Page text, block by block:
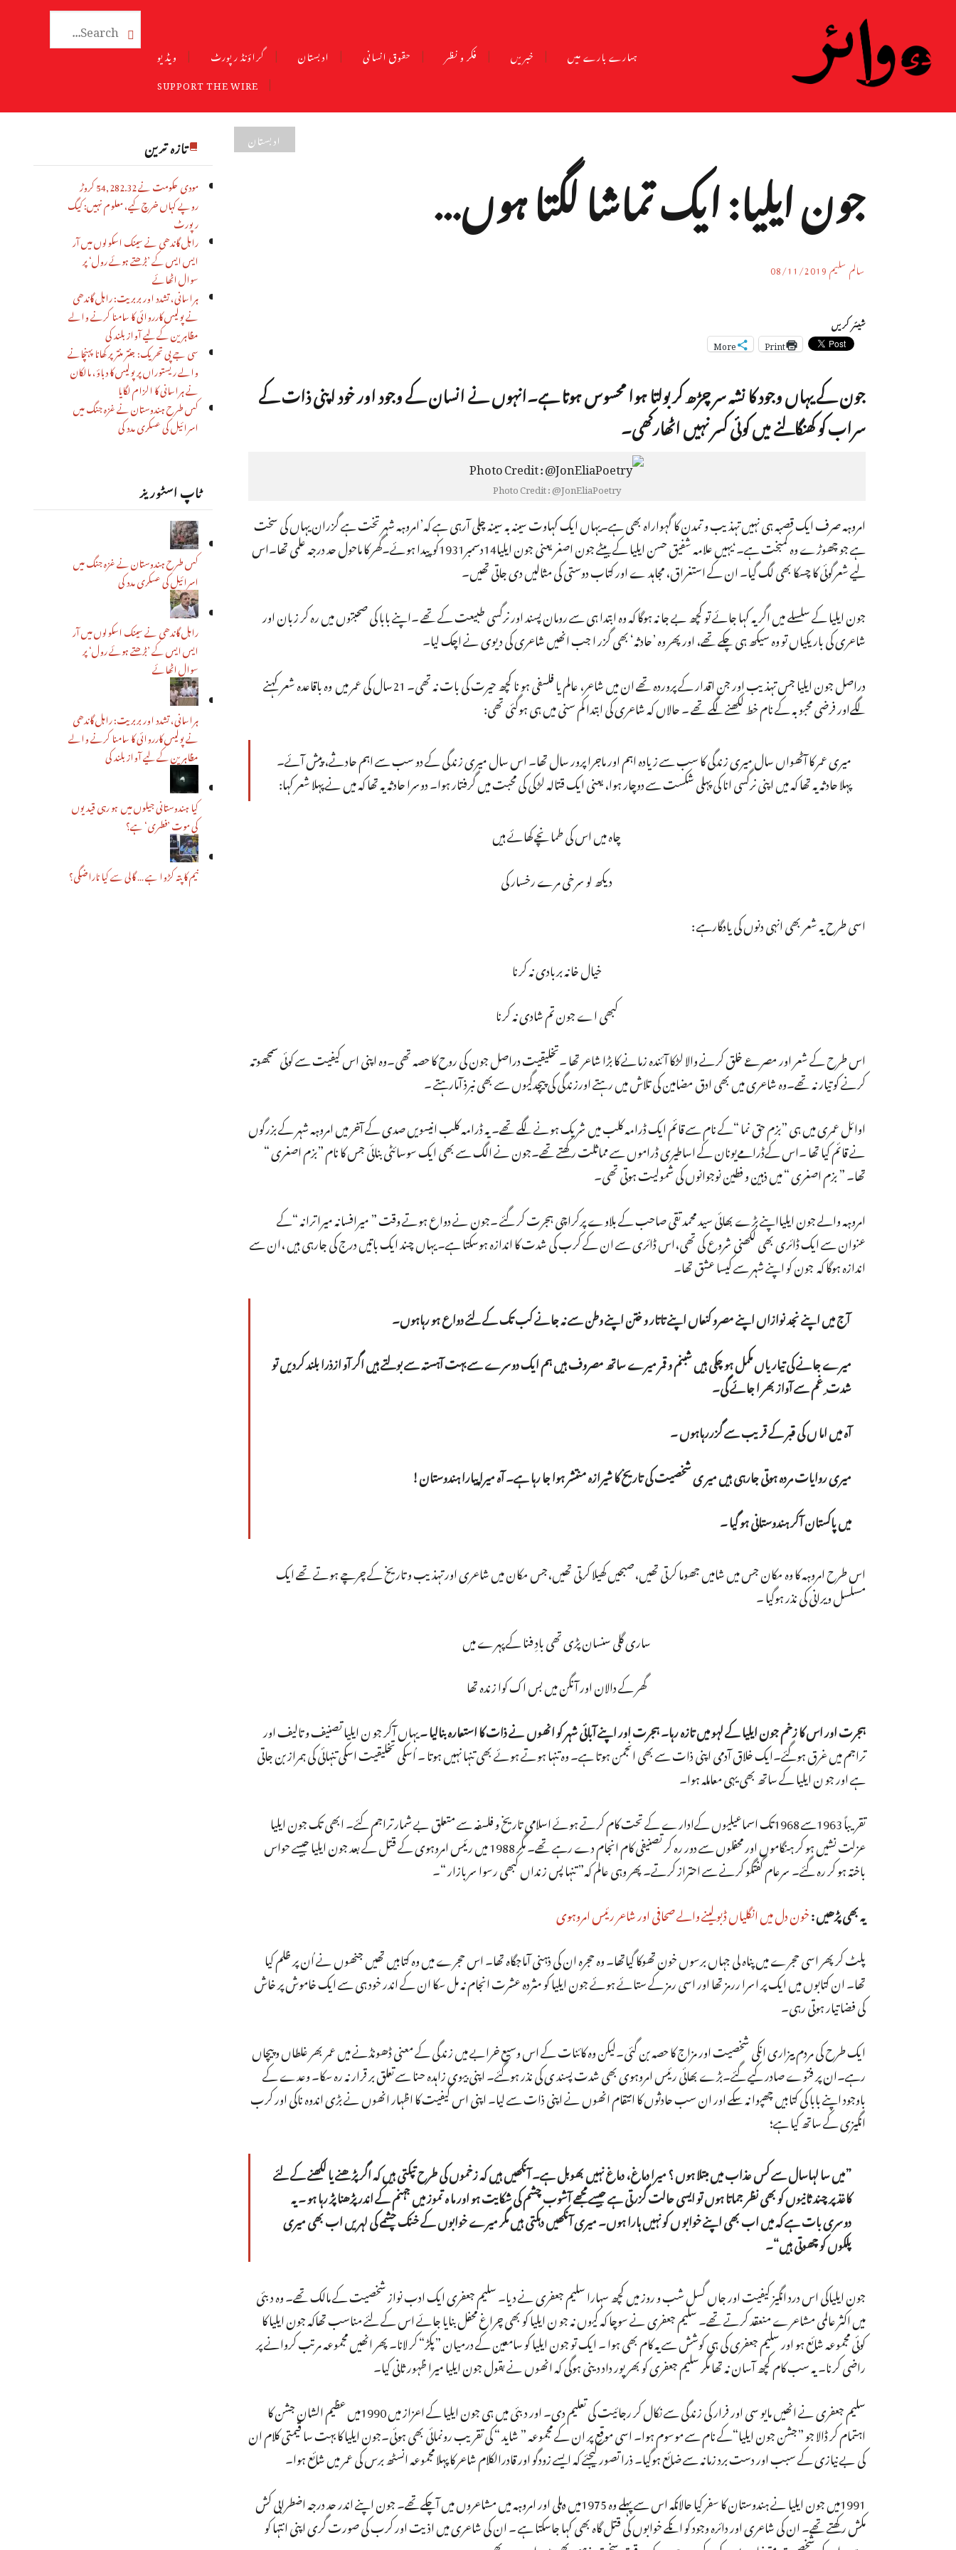
ہمارے بارے میں خبریں فکر و نظر حقوق انسانی ادبستان گراؤنڈ رپورٹ
ویڈیو
SUPPORT THE WIRE

تازہ ترین
مودی حکومت نے 54,282.32 کروڑ
روپے کہاں خرچ کیے، معلوم نہیں: کیگ
رپورٹ
راہل گاندھی نے سینک اسکولوں میں آر
ایس ایس کے ’بڑھتے ہوئے رول‘ پر
سوال اٹھائے
ہراسانی، تشدد اور بربریت: راہل گاندھی
نے پولیس کارروائی کا سامنا کرنے والے
مظاہرین کے لیے آواز بلند کی
سی جے پی تحریک: جنتر منتر پر کھانا پہنچانے
والے ریستوراں پر پولیس کا دباؤ، مالکان
نے ہراسانی کا الزام لگایا
کس طرح ہندوستان نے غزہ جنگ میں
اسرائیل کی عسکری مدد کی
ٹاپ اسٹوریز
کس طرح ہندوستان نے غزہ جنگ میں
اسرائیل کی عسکری مدد کی
راہل گاندھی نے سینک اسکولوں میں آر
ایس ایس کے ’بڑھتے ہوئے رول‘ پر
سوال اٹھائے
ہراسانی، تشدد اور بربریت: راہل گاندھی
نے پولیس کارروائی کا سامنا کرنے والے
مظاہرین کے لیے آواز بلند کی
کیا ہندوستانی جیلوں میں ہو رہی قیدیوں
کی موت ’فطری‘ ہے؟
نیم کا پتہ کڑوا ہے … گالی سے کیا ناراضگی؟
ادبستان
جون ایلیا: ایک تماشا لگتا ہوں…
سالم سلیم08/11/2019
شیئر کریں
Print
More
جون کے یہاں وجود کا نشہ سر چڑھ کر بولتا ہوا محسوس ہوتا ہے۔انہوں نے انسان کے وجود اور خود اپنی ذات کے
سراب کو کھنگالنے میں کوئی کسر نہیں اٹھارکھی۔
Photo Credit : @JonEliaPoetry
امروہہ صرف ایک قصبہ ہی نہیں تہذیب و تمدن کا گہواراہ بھی ہے۔یہاں ایک کہاوت سینہ بہ سینہ چلی آرہی ہے کہ’امروہہ شہر تخت ہے گزران یہاں کی سخت
ہے جو چھوڑے وہ کمبخت ہے۔‘یہیں علامہ شفیق حسن ایلیا کے بیٹے جون اصغر یعنی جون ایلیا14دسمبر1931کوپیدا ہوئے۔گھر کا ماحول حد درجہ علمی تھا۔اس
لیے شعرگوئی کا چسکا بھی لگ گیا۔ ان کے استغراق، مجاہد ے اور کتاب دوستی کی مثالیں دی جاتی تھیں۔
جون ایلیا کے سلسلے میں اگر یہ کہا جائے تو کچھ بے جا نہ ہوگا کہ وہ ابتدا ہی سے رومان پسند اور نرگسی طبیعت کے تھے ۔اپنے بابا کی صحبتوں میں رہ کر زبان اور
شاعری کی باریکیاں تو وہ سیکھ ہی چکے تھے، اور پھر وہ ’حادثہ‘ بھی گزر ا جب انھیں شاعری کی دیوی نے اچک لیا۔
دراصل جون ایلیا جس تہذیب اور جن اقدار کے پروردہ تھے ان میں شاعر، عالم یا فلسفی ہو نا کچھ حیرت کی بات نہ تھی۔ 21سال کی عمر میں وہ باقاعدہ شعر کہنے
لگےاور فرضی محبوبہ کے نام خط لکھنے لگے تھے ۔ حالاں کہ شاعری کی ابتدا کم سنی میں ہی ہوگئی تھی:
میری عمر کا آٹھواں سال میری زندگی کا سب سے زیادہ اہم اور ماجرا پرور سال تھا۔ اس سال میری زندگی کے دو سب ‏سے اہم حادثے، پیش آئے۔
پہلا حادثہ یہ تھا کہ میں اپنی ‏نرگسی انا کی پہلی شکست سے دوچار ہوا، یعنی ایک قتالہ ‏لڑکی کی محبت میں گرفتار ہوا۔ دوسرا حادثہ یہ تھا کہ میں ‏نے پہلا شعر کہا:‏
چاہ میں اس کی طمانچے کھائے ہیں
دیکھ لو سرخی مرے رخسار کی
اسی طرح یہ شعر بھی انہی دنوں کی یادگارہے :
خیال خانہ بربادی نہ کرنا
کبھی اے جون تم شادی نہ کرنا
اس طرح کے شعر اور مصرعے خلق کرنے والا لڑکا آئندہ زمانے کا بڑا شاعر تھا ۔تخلیقیت دراصل جون کی روح کا حصہ تھی۔وہ اپنی اس کیفیت سے کوئی سمجھوتہ
کرنے کو تیار نہ تھے۔وہ شاعری میں بھی ادق مضامین کی تلاش میں رہتے اورزندگی کی پیچدگیوں سے بھی نبرذ آمارہتے ۔
اوائل عمری میں ہی ”بزم حق نما “کے نام سے قائم ایک ڈرامہ کلب میں شریک ہونے لگے تھے۔ یہ ڈرامہ کلب انیسویں صدی کے آخر میں امروہہ شہر کے بزرگوں
نے قائم کیا تھا ۔اس کےڈرامےیونان کے اساطیری ڈراموں سے مماثلت رکھتے تھے۔جون نے الگ سے بھی ایک سوسائٹی بنائی جس کا نام ”بزم اصغری “
تھا۔ ” بزم اصغری “ میں ذہین و فطین نوجوانوں کی شمولیت ہوتی تھی۔
امروہہ والے جون ایلیااپنے بڑے بھائی سید محمد تقی صاحب کے بلاوے پرکراچی ہجرت کر گئے ۔جون نے دواع ہوتے وقت ” میرافسانہ میرا ترانہ “کے
عنوان سے ایک ڈائری بھی لکھنی شروع کی تھی،اس ڈائری سے ان کے کرب کی شدت کا اندازہ ہوسکتا ہے۔ یہاں چند ایک باتیں درج کی جارہی ہیں ،ان سے
اندازہ ہوگا کہ جون کو اپنے شہر سے کیسا عشق تھا۔
آج میں اپنے نجد نوازاں اپنے مصرو کنعاں اپنے تاتار و ختن اپنے وطن سے نہ جانے کب تک کے لئے دواع ہو رہاہوں۔
میرے جانے کی تیاریاں مکمل ہو چکی ہیں شبنم و قمر میرے ساتھ مصروف ہیں ہم ایک دوسرے سے بہت آہستہ سے بولتے ہیں اگر آو ازذرا بلند کردیں تو
شدت ِ غم سے آواز بھر ا جائے گی۔
آہ میں اما ں کی قبر کے قریب سے گزررہاہوں ۔
میری روایات مردہ ہوتی جارہی ہیں میر ی شخصیت کی تاریخ کا شیرازہ منتشر ہوا جا رہا ہے۔ آہ میرا پیارا ہندوستان!
میں پاکستان آکر ہندوستانی ہو گیا ۔
اس طرح امروہہ کا وہ مکان جس میں شامیں جھوما کرتی تھیں،صبحیں کھیلا کرتی تھیں،جس مکان میں شاعری اور تہذیب و تاریخ کے چرچے ہوتے تھے ایک
مسلسل ویرانی کی نذر ہوگیا ۔
ساری گلی سنسان پڑی تھی بادِ فنا کے پہرے میں
گھر کے دالان اور آنگن میں بس اک کوا زندہ تھا
ہجرت اور اس کا زخم جون ایلیا کے لہو میں تازہ رہا۔ ہجرت اور اپنے آبائی شہر کو انھوں نے ذات کا استعارہ بنالیا ۔یہاں آکر جو ن ایلیا تصنیف و تالیف اور
تراجم میں غرق ہوگئے۔ایک خلاق آدمی اپنی ذات سے بھی انجمن ہوتا ہے۔ وہ تنہا ہوتے ہوئے بھی تنہا نہیں ہوتا ۔ اُسکی تخلیقیت اسکی تنہائی کی ہمراز بن جاتی
ہے اور جو ن ایلیا کے ساتھ بھی یہی معاملہ ہوا۔
تقریباً 1963سے 1968تک اسماعیلیوں کےادارے کے تحت کام کرتے ہوئے اسلامی تاریخ و فلسفہ سے متعلق بے شمار تراجم کئے۔ ابھی تک جون ایلیا
عزلت نشیں ہو کر ہنگاموں اور محفلوں سے دور رہ کر تصنیفی کام انجام دے رہے تھے۔ مگر 1988 میں رئیس امروہوی کے قتل کے بعد جون ایلیا جیسے حواس
باختہ ہو کر رہ گئے۔ سرعام گفتگو کرنے سے احتراز کرتے۔ پھر وہی عالم کہ” تنہا پس زنداں کبھی رسوا سربازار “۔
یہ بھی پڑھیں :خون دل میں انگلیاں ڈبولینے والے صحافی اور شاعر رئیس امروہوی
پلٹ کر پھر اسی حجرے میں پناہ لی جہاں برسوں خون تھوکا گیاتھا۔ وہ حجرہ ان کی ذہنی آماجگاہ تھا۔ اس حجرے میں وہ کتابیں تھیں جنھوں نے اُن پر ظلم کیا
تھا۔ ان کتابوں میں ایک پر اسرا ررمز تھا اور اسی رمز کے ستائے ہوئے جون ایلیا کو مثردہ عشرت انجام نہ مل سکا ان کے اندر خود ہی سے ایک خاموش پر خاش
کی فضا تیار ہوتی رہی۔
ایک طرح کی مردم بیزاری انکی شخصیت اور مزاج کا حصہ بن گئی۔لیکن وہ کائنات کے اس وسیع خرابے میں زندگی کے معنی ڈھونڈنے میں عمر بھر غلطاں و پیچاں
رہے۔ان پر فتوے صادر کیے گئے۔بڑے بھائی رئیس امروہوی بھی شدت پسند ی کی نذر ہوگئے۔ اپنی بیوی زاہدہ حنا سے تعلق بر قرار نہ رہ سکا۔ وعدے کے
باوجود اپنے بابا کی کتابیں چھپوا نہ سکے اور ان سب حادثوں کا انتقام انھوں نے اپنی ذات سے لیا۔ اپنی اس کیفیت کا اظہار انھوں نے بڑی اندوہ ناکی اور کرب
انگیزی کے ساتھ کیا ہے؛
”میں سا لہاسال سے کس عذاب میں مبتلا ہوں ؟ میرا دماغ، دماغ نہیں بھوبل ہے۔ آنکھیں ہیں کہ زخموں کی طرح تپکتی ہیں کہ اگر پڑھنے یا لکھنے کے لئے
کاغذ پر چند ثانیوں کو بھی نظر جماتا ہوں تو ایسی حالت گزرتی ہے جیسے مجھے آشوب چشم کی شکایت ہو اور ما ہ تموز میں جہنم کے اندر پڑھنا پڑ رہا ہو ۔ یہ
دوسری بات ہے کہ میں اب بھی اپنے خوابو ں کو نہیں ہارا ہوں۔ میری آنکھیں دہکتی ہیں مگر میرے خوابوں کے خنک چشمے کی لہریں اب بھی میری
پلکوں کو چھوتی ہیں“۔
جون ایلیاکی اس درد انگیز کیفیت اور جاں گسل شب و روز میں کچھ سہارا سلیم جعفری نے دیا۔ سلیم جعفری ایک ادب نواز شخصیت کے مالک تھے۔ وہ دبئی
میں اکثر عالمی مشاعرے منعقد کرتے تھے۔ سلیم جعفری نے سوچا کہ کیوں نہ جو ن ایلیا کو بھی چراغ محفل بنایا جائے اس کے لئے مناسب تھاکہ جون ایلیا کا
کوئی مجموعہ شائع ہو اور سلیم جعفری کی ہی کوشش سے یہ کام بھی ہوا ۔ ایک تو جون ایلیا کو سامعین کے درمیان ”پکڑ“ کر لانا۔ پھر انھیں مجموعہ مرتب کروانے پر
راضی کرنا۔ یہ سب کام کچھ آسان نہ تھا مگر سلیم جعفری کو بھر پور داد دینی ہوگی کہ انھوں نے بقول جون ایلیا میرا ظہور ثانی کیا۔
سلیم جعفری نے انھیں مایو سی اور فرار کی زندگی سے نکال کر رجائیت کی تعلیم دی۔ اور دبئی میں ہی جون ایلیا کے اعزاز میں 1990میں عظیم الشان جشن کا
اہتمام کر ڈالا جو ”جشن جون ایلیا“کے نام سے موسوم ہوا۔ اسی موقع پر ان کے مجموعہ ” شاید “ کی تقریب رونمائی بھی ہوئی۔جون ایلیا کا بہت سا قیمتی کلام ان
کی بے نیازی کے سبب اور دست برد زمانہ سے ضائع ہوگیا۔ ذرا تصور کیجئے کہ ایسے زودگو اور قادرالکلام شاعر کا پہلا مجموعہ انسٹھ برس کی عمر میں شائع ہوا۔
1991میں جون ایلیا نے ہندوستان کا سفر کیا حالانکہ اس سے پہلے وہ 1975میں دہلی اور امروہہ میں مشاعروں میں آچکےتھے۔ جون اپنے اندر حد درجہ اضطرابی کش
مکش رکھتے تھے۔ ان کی شاعری اور دائرہ وجود کو انکے خوابوں کی قتل گاہ بھی کہا جاسکتا ہے ۔ ان کی شاعری میں اذیت اور کرب کی صورت گری اپنی انتہا کو